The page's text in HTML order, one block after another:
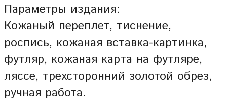
Параметры издания:
Кожаный переплет, тиснение,
роспись, кожаная вставка-картинка,
футляр, кожаная карта на футляре,
ляссе, трехсторонний золотой обрез,
ручная работа.